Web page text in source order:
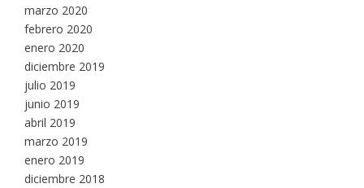
marzo 2020
febrero 2020
enero 2020
diciembre 2019
julio 2019
junio 2019
abril 2019
marzo 2019
enero 2019
diciembre 2018